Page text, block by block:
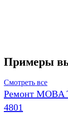
Примеры
Смотреть все
Ремонт MOBA
4801